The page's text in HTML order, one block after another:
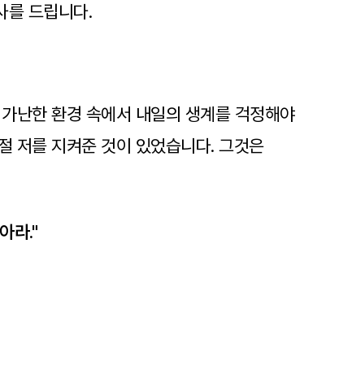
를 드립니다.
난한 환경 속에서 내일의 생계를 걱정해야
저를 지켜준 것이 있었습니다. 그것은
라."